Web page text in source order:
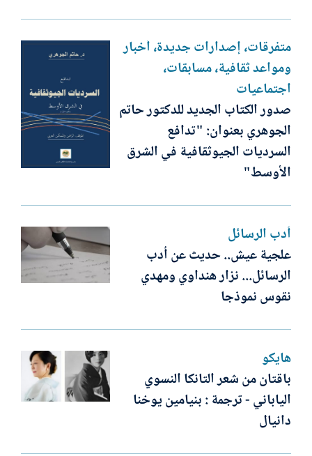
متفرقات، إصدارات جديدة، أخبار
ومواعد ثقافية، مسابقات،
اجتماعيات
صدور الكتاب الجديد للدكتور حاتم
الجوهري بعنوان: "تدافع
السرديات الجيوثقافية في الشرق
الأوسط"
أدب الرسائل
علجية عيش.. حديث عن أدب
الرسائل... نزار هنداوي ومهدي
نقوس نموذجا
هايكو
باقتان من شعر التانكا النسوي
الياباني - ترجمة : بنيامين يوخنا
دانيال